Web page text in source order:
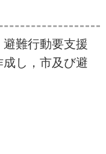
難行動要支援
し，市及び避